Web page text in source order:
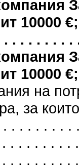
10000 €;
. . . . . . . .
10000 €;
на
за
. . . . . . .
. . . . . . .
. . . . . . .